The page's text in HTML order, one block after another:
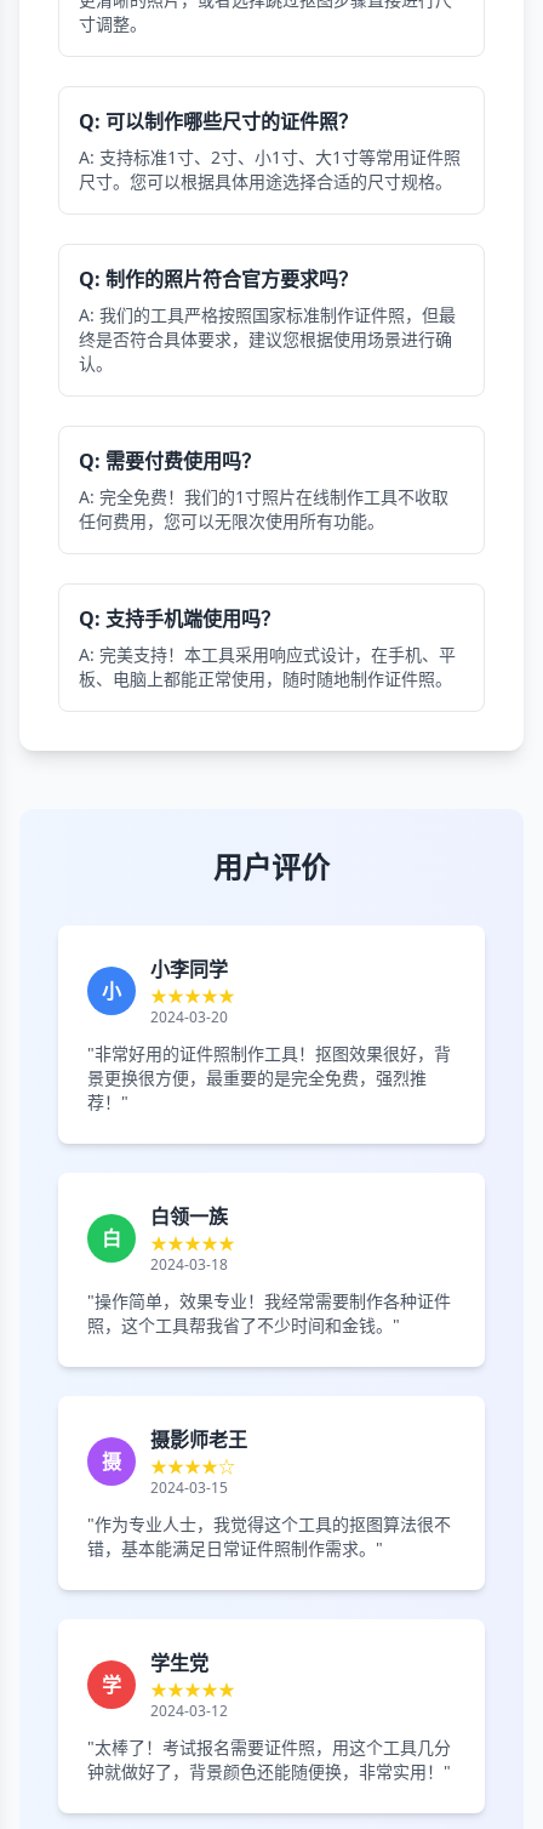
寸调整。
Q: 可以制作哪些尺寸的证件照？
A: 支持标准1寸、2寸、小1寸、大1寸等常用证件照
尺寸。您可以根据具体用途选择合适的尺寸规格。
Q: 制作的照片符合官方要求吗？
A: 我们的工具严格按照国家标准制作证件照，但最
终是否符合具体要求，建议您根据使用场景进行确
认。
Q: 需要付费使用吗？
A: 完全免费！我们的1寸照片在线制作工具不收取
任何费用，您可以无限次使用所有功能。
Q: 支持手机端使用吗？
A: 完美支持！本工具采用响应式设计，在手机、平
板、电脑上都能正常使用，随时随地制作证件照。
用户评价
小
小李同学
★★★★★
2024-03-20
"非常好用的证件照制作工具！抠图效果很好，背
景更换很方便，最重要的是完全免费，强烈推
荐！"
白
白领一族
★★★★★
2024-03-18
"操作简单，效果专业！我经常需要制作各种证件
照，这个工具帮我省了不少时间和金钱。"
摄
摄影师老王
★★★★☆
2024-03-15
"作为专业人士，我觉得这个工具的抠图算法很不
错，基本能满足日常证件照制作需求。"
学
学生党
★★★★★
2024-03-12
"太棒了！考试报名需要证件照，用这个工具几分
钟就做好了，背景颜色还能随便换，非常实用！"